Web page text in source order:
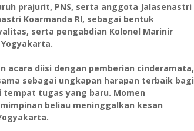
prajurit, PNS, serta anggota Jalasenastri
Koarmanda RI, sebagai bentuk
serta pengabdian Kolonel Marinir
acara diisi dengan pemberian cinderamata,
sebagai ungkapan harapan terbaik bagi
tugas yang baru. Momen
beliau meninggalkan kesan